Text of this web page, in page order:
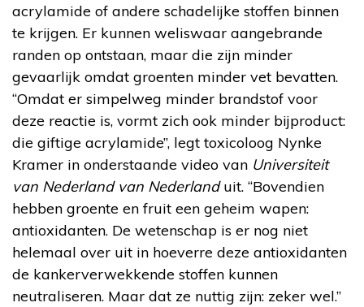
acrylamide of andere schadelijke stoffen binnen
te krijgen. Er kunnen weliswaar aangebrande
randen op ontstaan, maar die zijn minder
gevaarlijk omdat groenten minder vet bevatten.
“Omdat er simpelweg minder brandstof voor
deze reactie is, vormt zich ook minder bijproduct:
die giftige acrylamide”, legt toxicoloog Nynke
Kramer in onderstaande video van Universiteit
van Nederland van Nederlanduit. “Bovendien
hebben groente en fruit een geheim wapen:
antioxidanten. De wetenschap is er nog niet
helemaal over uit in hoeverre deze antioxidanten
de kankerverwekkende stoffen kunnen
neutraliseren. Maar dat ze nuttig zijn: zeker wel.”